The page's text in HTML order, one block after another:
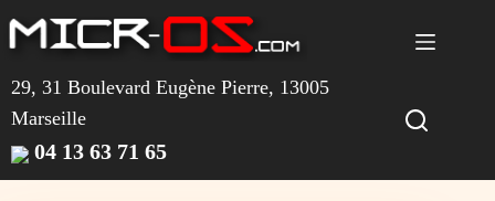
au
contenu
29, 31 Boulevard Eugène Pierre, 13005
Marseille
04 13 63 71 65